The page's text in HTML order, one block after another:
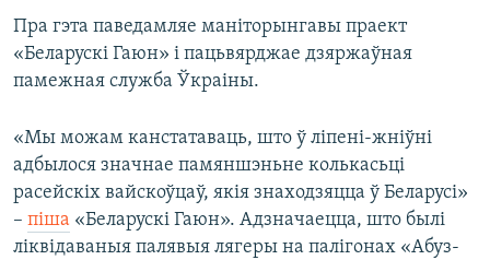
Пра гэта паведамляе маніторынгавы праект
«Беларускі Гаюн» і пацьвярджае дзяржаўная
памежная служба Ўкраіны.
«Мы можам канстатаваць, што ў ліпені-жніўні
адбылося значнае памяншэньне колькасьці
расейскіх вайскоўцаў, якія знаходзяцца ў Беларусі»
– піша «Беларускі Гаюн». Адзначаецца, што былі
ліквідаваныя палявыя лягеры на палігонах «Абуз-